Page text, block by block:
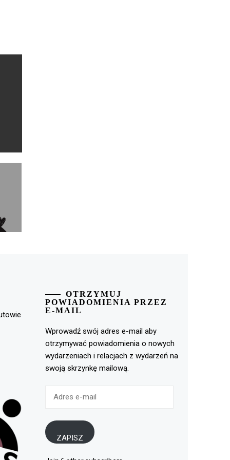
OTRZYMUJ
POWIADOMIENIA PRZEZ
E-MAIL
Wprowadź swój adres e-mail aby
otrzymywać powiadomienia o nowych
wydarzeniach i relacjach z wydarzeń na
swoją skrzynkę mailową.
ZAPISZ